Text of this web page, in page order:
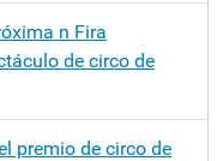
n Fira
de circo de
premio de circo de